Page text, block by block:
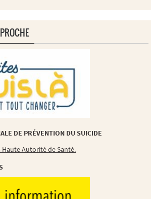
DE PRÉVENTION DU SUICIDE
Autorité de Santé.